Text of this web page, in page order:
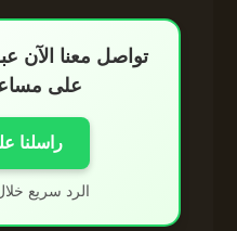
تواصل معنا الآن
على
راسلنا
الرد سريع